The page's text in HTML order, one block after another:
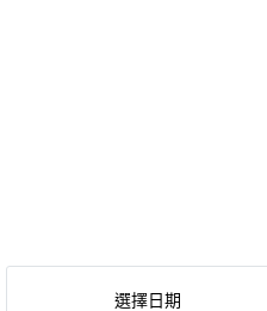
選擇日期